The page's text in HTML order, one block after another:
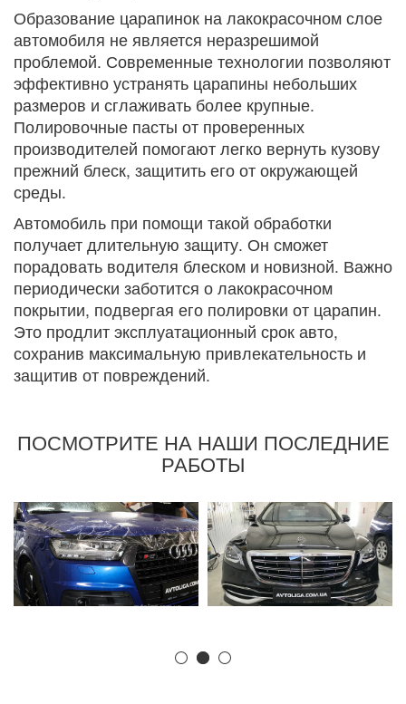
Образование царапинок на лакокрасочном слое
автомобиля не является неразрешимой
проблемой. Современные технологии позволяют
эффективно устранять царапины небольших
размеров и сглаживать более крупные.
Полировочные пасты от проверенных
производителей помогают легко вернуть кузову
прежний блеск, защитить его от окружающей
среды.
Автомобиль при помощи такой обработки
получает длительную защиту. Он сможет
порадовать водителя блеском и новизной. Важно
периодически заботится о лакокрасочном
покрытии, подвергая его полировки от царапин.
Это продлит эксплуатационный срок авто,
сохранив максимальную привлекательность и
защитив от повреждений.
ПОСМОТРИТЕ НА НАШИ ПОСЛЕДНИЕ
РАБОТЫ